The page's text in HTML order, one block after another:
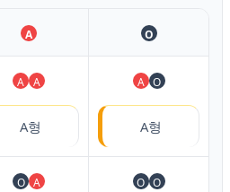
A O
A A
A형
A O
A형
O A O O